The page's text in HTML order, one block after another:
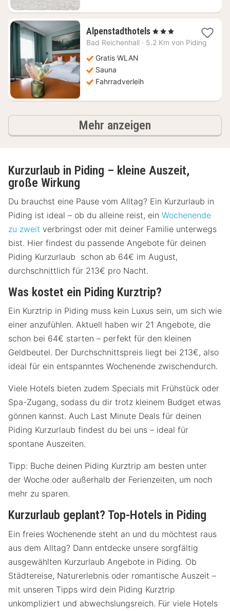
Alpenstadthotels1
Nacht
, 3 Sterne
Bad Reichenhall · 5.2 Km von Piding
Gratis WLAN
Sauna
Fahrradverleih
Mehr anzeigen
Kurzurlaub in Piding – kleine Auszeit,
große Wirkung
Du brauchst eine Pause vom Alltag? Ein Kurzurlaub in
Piding ist ideal – ob du alleine reist, ein Wochenende
zu zweit verbringst oder mit deiner Familie unterwegs
bist. Hier findest du passende Angebote für deinen
Piding Kurzurlaub schon ab 64€ im August,
durchschnittlich für 213€ pro Nacht.
Was kostet ein Piding Kurztrip?
Ein Kurztrip in Piding muss kein Luxus sein, um sich wie
einer anzufühlen. Aktuell haben wir 21 Angebote, die
schon bei 64€ starten – perfekt für den kleinen
Geldbeutel. Der Durchschnittspreis liegt bei 213€, also
ideal für ein entspanntes Wochenende zwischendurch.
Viele Hotels bieten zudem Specials mit Frühstück oder
Spa-Zugang, sodass du dir trotz kleinem Budget etwas
gönnen kannst. Auch Last Minute Deals für deinen
Piding Kurzurlaub findest du bei uns – ideal für
spontane Auszeiten.
Tipp: Buche deinen Piding Kurztrip am besten unter
der Woche oder außerhalb der Ferienzeiten, um noch
mehr zu sparen.
Kurzurlaub geplant? Top-Hotels in Piding
Ein freies Wochenende steht an und du möchtest raus
aus dem Alltag? Dann entdecke unsere sorgfältig
ausgewählten Kurzurlaub Angebote in Piding. Ob
Städtereise, Naturerlebnis oder romantische Auszeit –
mit unseren Tipps wird dein Piding Kurztrip
unkompliziert und abwechslungsreich. Für viele Hotels